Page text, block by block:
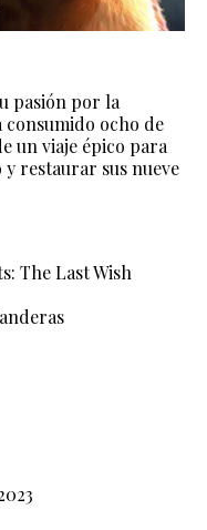
pasión por la
consumido ocho de
un viaje épico para
restaurar sus nueve
The Last Wish